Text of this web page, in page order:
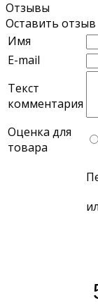
Отзывы
Оставить отзыв
Имя
E-mail
Текст
комментария
Оценка для
товара